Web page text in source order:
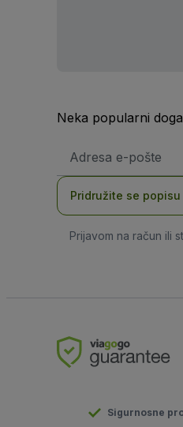
Neka popularni
mail
Pridružite se popisu
Prijavom na račun ili
Sigurnosne